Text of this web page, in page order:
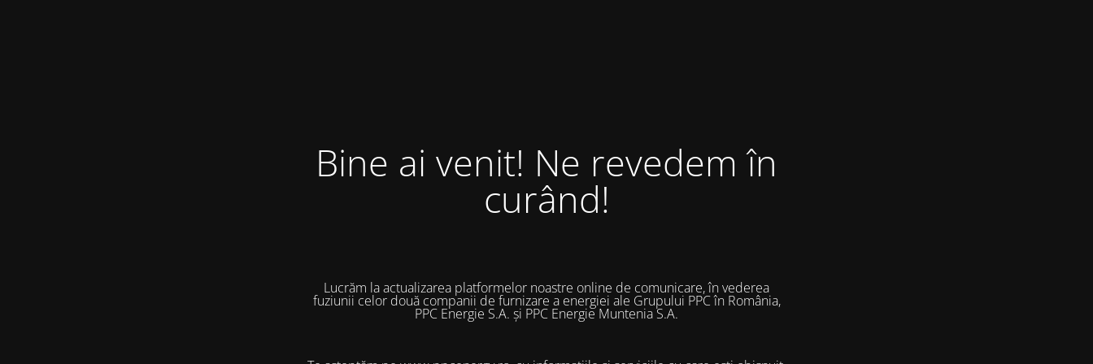
Bine ai venit! Ne revedem în
curând!
Lucrăm la actualizarea platformelor noastre online de comunicare, în vederea
fuziunii celor două companii de furnizare a energiei ale Grupului PPC în România,
PPC Energie S.A. și PPC Energie Muntenia S.A.